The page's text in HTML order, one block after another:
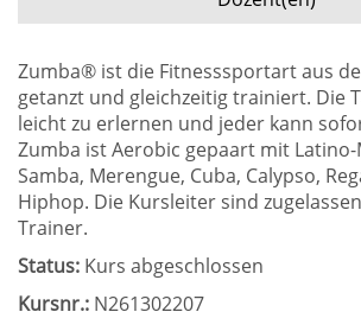
Zumba® ist die Fitnesssportart aus
getanzt und gleichzeitig trainiert. Die
leicht zu erlernen und jeder kann
Zumba ist Aerobic gepaart mit Latino-
Samba, Merengue, Cuba, Calypso,
Hiphop. Die Kursleiter sind
Trainer.
Status: Kurs abgeschlossen
Kursnr.: N261302207